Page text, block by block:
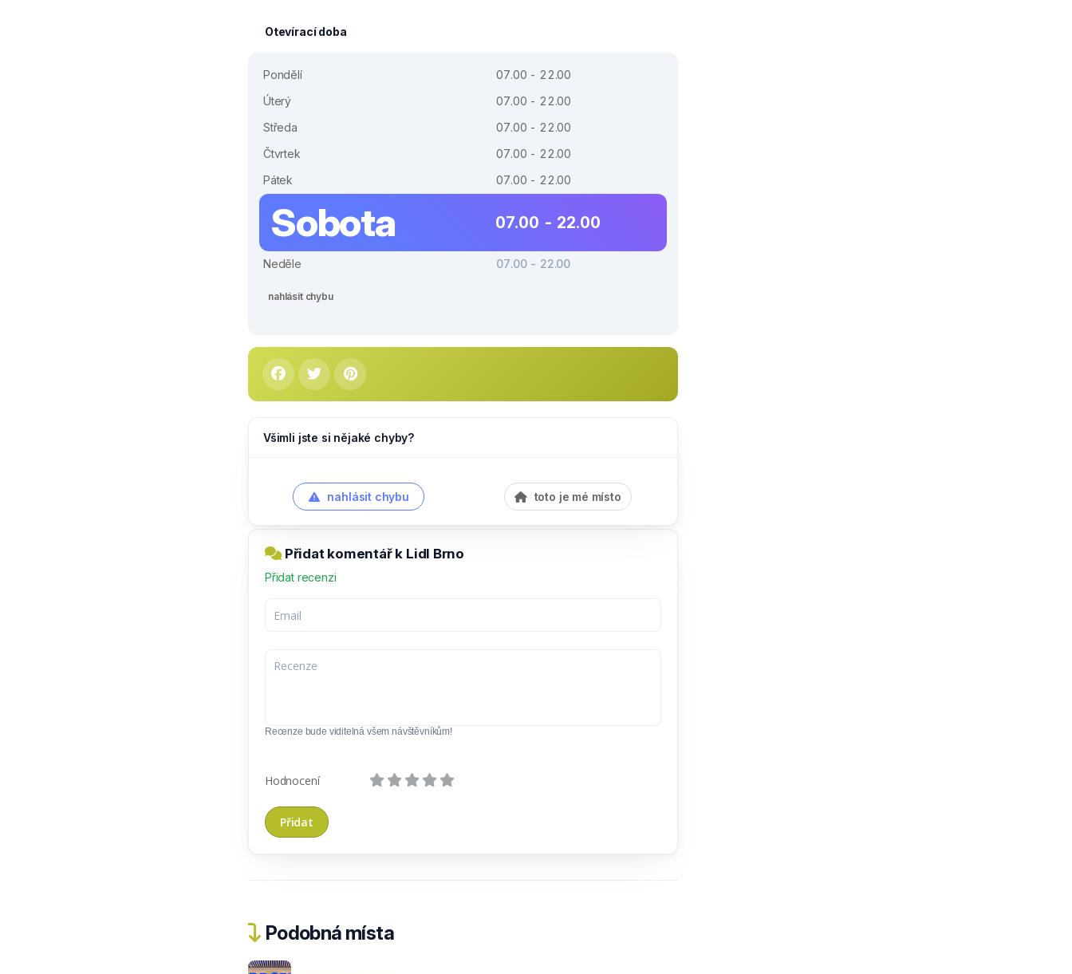
Otevírací doba
Pondělí
07.00 - 22.00
Úterý
07.00 - 22.00
Středa
07.00 - 22.00
Čtvrtek
07.00 - 22.00
Pátek
07.00 - 22.00
Sobota 07.00 - 22.00
Neděle 07.00 - 22.00
nahlásit chybu
Všimli jste si nějaké chyby?
nahlásit chybu toto je mé místo
Přidat komentář k Lidl Brno
Přidat recenzi
Recenze bude viditelná všem návštěvníkům!
Hodnocení
Podobná místa